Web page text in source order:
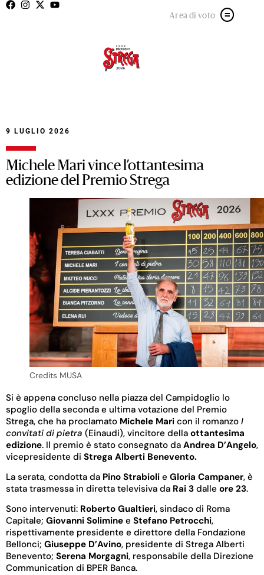
Area di voto
9 LUGLIO 2026
Michele Mari vince l’ottantesima
edizione del Premio Strega
Credits MUSA
Si è appena concluso nella piazza del Campidoglio lo
spoglio della seconda e ultima votazione del Premio
Strega, che ha proclamato Michele Mari con il romanzo I
convitati di pietra (Einaudi), vincitore della ottantesima
edizione. Il premio è stato consegnato da Andrea D’Angelo,
vicepresidente di Strega Alberti Benevento.
La serata, condotta da Pino Strabioli e Gloria Campaner, è
stata trasmessa in diretta televisiva da Rai 3 dalle ore 23.
Sono intervenuti: Roberto Gualtieri, sindaco di Roma
Capitale; Giovanni Solimine e Stefano Petrocchi,
rispettivamente presidente e direttore della Fondazione
Bellonci; Giuseppe D’Avino, presidente di Strega Alberti
Benevento; Serena Morgagni, responsabile della Direzione
Communication di BPER Banca.